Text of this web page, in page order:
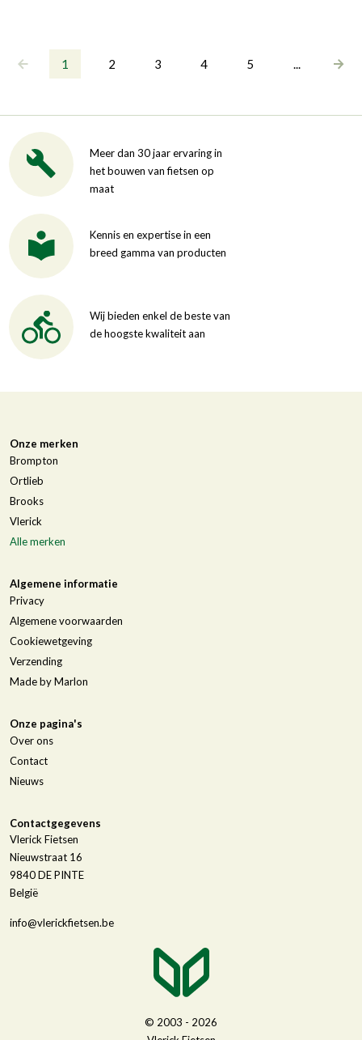
1 2 3 4 5 ...
Meer dan 30 jaar ervaring in
het bouwen van fietsen op
maat
Kennis en expertise in een
breed gamma van producten
Wij bieden enkel de beste van
de hoogste kwaliteit aan
Onze merken
Brompton
Ortlieb
Brooks
Vlerick
Alle merken
Algemene informatie
Privacy
Algemene voorwaarden
Cookiewetgeving
Verzending
Made by Marlon
Onze pagina's
Over ons
Contact
Nieuws
Contactgegevens
Vlerick Fietsen
Nieuwstraat 16
9840DE PINTE
België
info@vlerickfietsen.be
© 2003 - 2026